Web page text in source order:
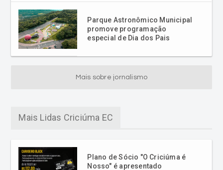
Parque Astronômico Municipal
promove programação
especial de Dia dos Pais
Mais sobre jornalismo
Mais Lidas Criciúma EC
Plano de Sócio "O Criciúma é
Nosso" é apresentado